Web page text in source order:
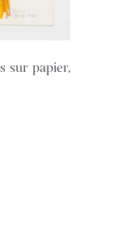
sur papier,